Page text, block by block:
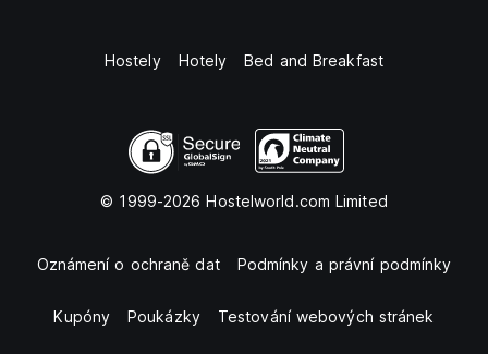
Hostely Hotely Bed and Breakfast
© 1999-2026 Hostelworld.com Limited
Oznámení o ochraně dat Podmínky a právní podmínky
Kupóny Poukázky Testování webových stránek